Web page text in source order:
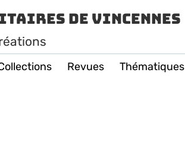
de Vincennes
Revues Thématiques